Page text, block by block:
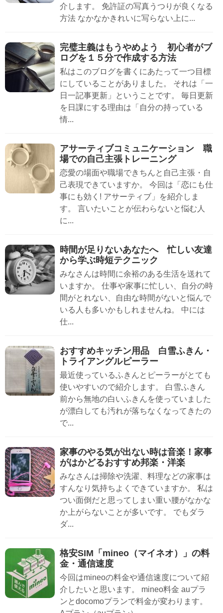
介します。 免許証の写真うつりが良くなる
方法 なかなかきれいに写らない上に...
完璧主義はもうやめよう 初心者がブ
ログを１５分で作成する方法
私はこのブログを書くにあたって一つ目標
にしていることがありました。 それは「一
日一記事更新」ということです。 毎日更新
を日課にする理由は「自分の持っている
情...
アサーティブコミュニケーション 職
場での自己主張トレーニング
恋愛の場面や職場できちんと自己主張・自
己表現できていますか。 今回は「恋にも仕
事にも効く! アサーティブ」を紹介しま
す。 言いたいことが伝わらないと悩む人
に...
時間が足りないあなたへ 忙しい友達
から学ぶ時短テクニック
みなさんは時間に余裕のある生活を送れて
いますか。 仕事や家事に忙しい、自分の時
間がとれない、自由な時間がないと悩んで
いる人も多いかもしれませんね。 中には
仕...
おすすめキッチン用品 白雪ふきん・
トライアングルピーラー
最近使っているふきんとピーラーがとても
使いやすいので紹介します。 白雪ふきん
前から無地の白いふきんを使っていました
が漂白しても汚れが落ちなくなってきたの
で...
家事のやる気が出ない時は音楽！家事
がはかどるおすすめ邦楽・洋楽
みなさんは掃除や洗濯、料理などの家事は
すんなり気持ちよくできていますか。 私は
つい面倒だと思ってしまい重い腰がなかな
か上がらないことが多いです。 でもダラ
ダ...
格安SIM「mineo（マイネオ）」の料
金・通信速度
今回はmineoの料金や通信速度について紹
介したいと思います。 mineo料金 auプラ
ンとdocomoプランで料金が変わります。